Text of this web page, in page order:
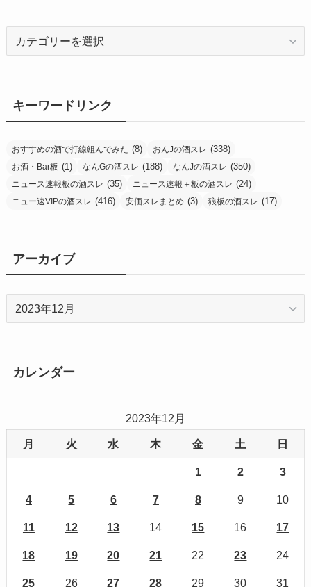
ーキーワードリンク
おすすめの酒で打線組んでみた (8) おんJの酒スレ (338)
お酒・Bar板 (1) なんGの酒スレ (188) なんJの酒スレ (350)
ニュース速報板の酒スレ (35) ニュース速報＋板の酒スレ (24)
ニュー速VIPの酒スレ (416) 安価スレまとめ (3) 狼板の酒スレ (17)
アーカイブ
ブカレンダー
2023年12月
月 火 水 木 金 土 日
1 2 3
4 5 6 7 8 9 10
11 12 13 14 15 16 17
18 19 20 21 22 23 24
25 26 27 28 29 30 31